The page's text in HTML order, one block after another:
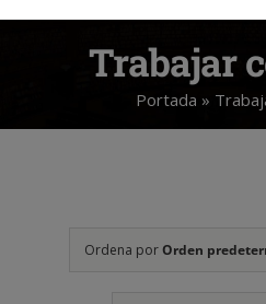
Trabajar
Portada »
Ordena porOrden